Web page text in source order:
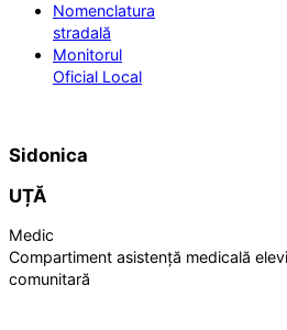
Nomenclatura
stradală
Monitorul
Oficial Local
Sidonica
UȚĂ
Medic
Compartiment asistență medicală
comunitară